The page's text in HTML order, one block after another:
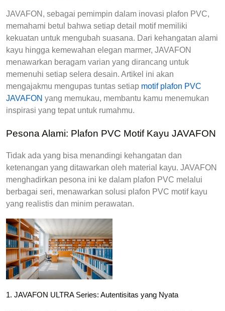
JAVAFON, sebagai pemimpin dalam inovasi plafon PVC,
memahami betul bahwa setiap detail motif memiliki
kekuatan untuk mengubah suasana. Dari kehangatan alami
kayu hingga kemewahan elegan marmer, JAVAFON
menawarkan beragam varian yang dirancang untuk
memenuhi setiap selera desain. Artikel ini akan
mengajakmu mengupas tuntas setiap motif plafon PVC
JAVAFON yang memukau, membantu kamu menemukan
inspirasi yang tepat untuk rumahmu.
Pesona Alami: Plafon PVC Motif Kayu JAVAFON
Tidak ada yang bisa menandingi kehangatan dan
ketenangan yang ditawarkan oleh material kayu. JAVAFON
menghadirkan pesona ini ke dalam plafon PVC melalui
berbagai seri, menawarkan solusi plafon PVC motif kayu
yang realistis dan minim perawatan.
1. JAVAFON ULTRA Series: Autentisitas yang Nyata